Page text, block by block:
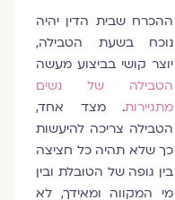
ההכרח שבית הדין יהיה
נוכח בשעת הטבילה,
יוצר קושי בביצוע מעשה
הטבילה של נשים
מתגיירות. מצד אחד,
הטבילה צריכה להיעשות
כך שלא תהיה כל חציצה
בין גופה של הטובלת ובין
מי המקווה ומאידך, לא